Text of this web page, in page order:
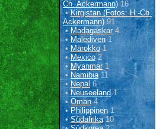
Ch. Ackermann)16
•Kirgistan (Fotos: H.-Ch.
Ackermann) 91
•Madagaskar 4
•Malediven 1
• Marokko 1
•Mexico2
•Myanmar 1
• Namibia11
• Nepal 6
•Neuseeland1
• Oman4
•Philippinen 1
•Südafrika10